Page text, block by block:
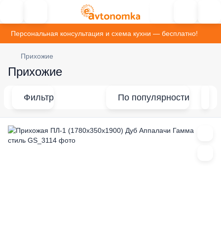
Персональная консультация и схема кухни — бесплатно!
Прихожие
Прихожие
Фильтр По популярности